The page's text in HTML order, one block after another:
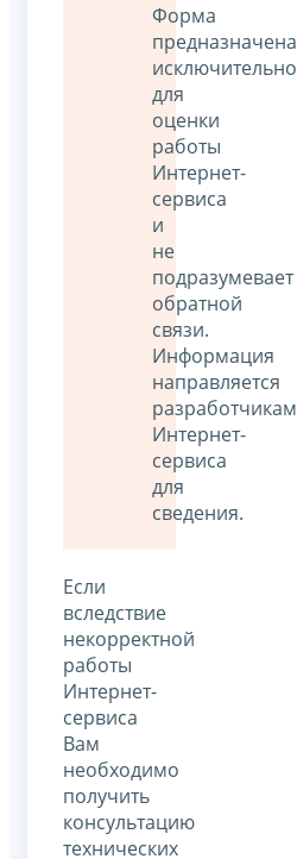
Форма
предназначена
исключительно
для
оценки
работы
Интернет-
сервиса
и
не
подразумевает
обратной
связи.
Информация
направляется
разработчикам
Интернет-
сервиса
для
сведения.
Если
вследствие
некорректной
работы
Интернет-
сервиса
Вам
необходимо
получить
консультацию
технических